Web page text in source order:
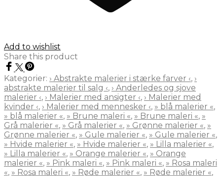
Add to wishlist
Share this product
Kategorier: › Abstrakte malerier i stærke farver ‹, ›
abstrakte malerier til salg ‹, › Anderledes og sjove
malerier ‹, › Malerier med ansigter ‹, › Malerier med
kvinder ‹, › Malerier med mennesker ‹, » blå malerier «,
» blå malerier «, » Brune maleri «, » Brune maleri «, »
Grå malerier «, » Grå malerier «, » Grønne malerier «, »
Grønne malerier «, » Gule malerier «, » Gule malerier «,
» Hvide malerier «, » Hvide malerier «, » Lilla malerier «,
» Lilla malerier «, » Orange malerier «, » Orange
malerier «, » Pink maleri «, » Pink maleri «, » Rosa maleri
«, » Rosa maleri «, » Røde malerier «, » Røde malerier «,